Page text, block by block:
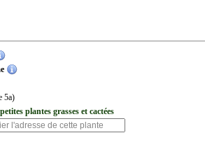
5a)
plantes grasses et cactées